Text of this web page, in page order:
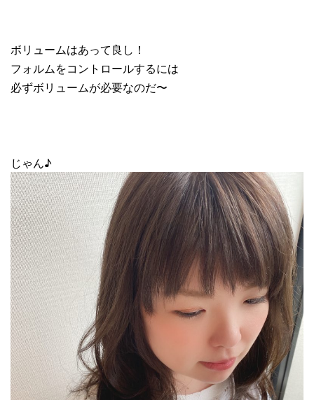
ボリュームはあって良し！
フォルムをコントロールするには
必ずボリュームが必要なのだ〜
じゃん♪